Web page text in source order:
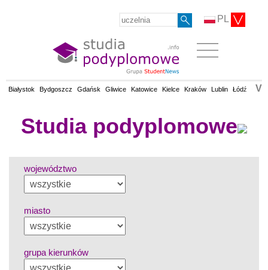
PL
Białystok Bydgoszcz Gdańsk Gliwice Katowice Kielce Kraków Lublin Łódź V
Studia podyplomowe
województwo
miasto
grupa kierunków